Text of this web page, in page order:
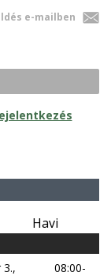
e-mailben
Havi
08:00-